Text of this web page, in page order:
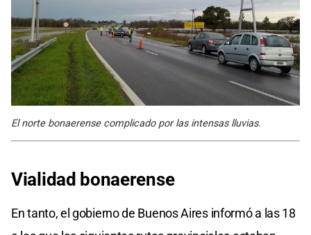
El norte bonaerense complicado por las intensas lluvias.
Vialidad bonaerense
En tanto, el gobierno de Buenos Aires informó a las 18